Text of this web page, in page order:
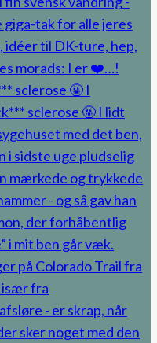
sclerose 🤬 I